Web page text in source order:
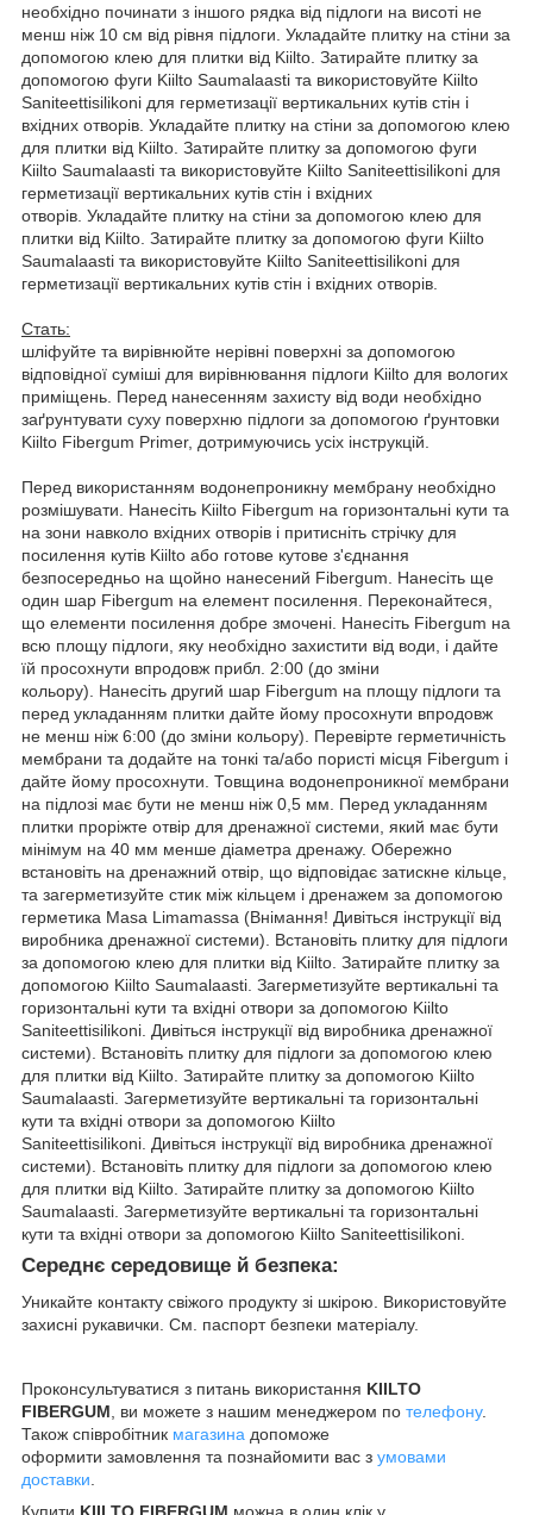
необхідно починати з іншого рядка від підлоги на висоті не
менш ніж 10 см від рівня підлоги. Укладайте плитку на стіни за
допомогою клею для плитки від Kiilto. Затирайте плитку за
допомогою фуги Kiilto Saumalaasti та використовуйте Kiilto
Saniteettisilikoni для герметизації вертикальних кутів стін і
вхідних отворів. Укладайте плитку на стіни за допомогою клею
для плитки від Kiilto. Затирайте плитку за допомогою фуги
Kiilto Saumalaasti та використовуйте Kiilto Saniteettisilikoni для
герметизації вертикальних кутів стін і вхідних
отворів. Укладайте плитку на стіни за допомогою клею для
плитки від Kiilto. Затирайте плитку за допомогою фуги Kiilto
Saumalaasti та використовуйте Kiilto Saniteettisilikoni для
герметизації вертикальних кутів стін і вхідних отворів.
Стать:
шліфуйте та вирівнюйте нерівні поверхні за допомогою
відповідної суміші для вирівнювання підлоги Kiilto для вологих
приміщень. Перед нанесенням захисту від води необхідно
заґрунтувати суху поверхню підлоги за допомогою ґрунтовки
Kiilto Fibergum Primer, дотримуючись усіх інструкцій.
Перед використанням водонепроникну мембрану необхідно
розмішувати. Нанесіть Kiilto Fibergum на горизонтальні кути та
на зони навколо вхідних отворів і притисніть стрічку для
посилення кутів Kiilto або готове кутове з'єднання
безпосередньо на щойно нанесений Fibergum. Нанесіть ще
один шар Fibergum на елемент посилення. Переконайтеся,
що елементи посилення добре змочені. Нанесіть Fibergum на
всю площу підлоги, яку необхідно захистити від води, і дайте
їй просохнути впродовж прибл. 2:00 (до зміни
кольору). Нанесіть другий шар Fibergum на площу підлоги та
перед укладанням плитки дайте йому просохнути впродовж
не менш ніж 6:00 (до зміни кольору). Перевірте герметичність
мембрани та додайте на тонкі та/або пористі місця Fibergum і
дайте йому просохнути. Товщина водонепроникної мембрани
на підлозі має бути не менш ніж 0,5 мм. Перед укладанням
плитки проріжте отвір для дренажної системи, який має бути
мінімум на 40 мм менше діаметра дренажу. Обережно
встановіть на дренажний отвір, що відповідає затискне кільце,
та загерметизуйте стик між кільцем і дренажем за допомогою
герметика Masa Limamassa (Внімання! Дивіться інструкції від
виробника дренажної системи). Встановіть плитку для підлоги
за допомогою клею для плитки від Kiilto. Затирайте плитку за
допомогою Kiilto Saumalaasti. Загерметизуйте вертикальні та
горизонтальні кути та вхідні отвори за допомогою Kiilto
Saniteettisilikoni. Дивіться інструкції від виробника дренажної
системи). Встановіть плитку для підлоги за допомогою клею
для плитки від Kiilto. Затирайте плитку за допомогою Kiilto
Saumalaasti. Загерметизуйте вертикальні та горизонтальні
кути та вхідні отвори за допомогою Kiilto
Saniteettisilikoni. Дивіться інструкції від виробника дренажної
системи). Встановіть плитку для підлоги за допомогою клею
для плитки від Kiilto. Затирайте плитку за допомогою Kiilto
Saumalaasti. Загерметизуйте вертикальні та горизонтальні
кути та вхідні отвори за допомогою Kiilto Saniteettisilikoni.
Середнє середовище й безпека:
Уникайте контакту свіжого продукту зі шкірою. Використовуйте
захисні рукавички. См. паспорт безпеки матеріалу.
Проконсультуватися з питань використання KIILTO
FIBERGUM , ви можете з нашим менеджером по телефону.
Також співробітник магазина допоможе
оформити замовлення та познайомити вас з умовами
доставки
Купити KIILTO FIBERGUM можна в один клік у